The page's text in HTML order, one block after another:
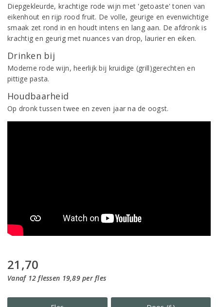
Diepgekleurde, krachtige rode wijn met 'getoaste' tonen van
eikenhout en rijp rood fruit. De volle, geurige en evenwichtige
smaak zet rond in en houdt intens en lang aan. De afdronk is
krachtig en geurig met nuances van drop, laurier en eiken.
Drinken bij
Moderne rode wijn, heerlijk bij kruidige (grill)gerechten en
pittige pasta.
Houdbaarheid
Op dronk tussen twee en zeven jaar na de oogst.
21,70
Vanaf 12 flessen 19,89 per fles